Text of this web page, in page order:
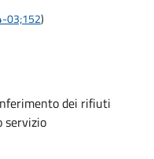
03;152)
dei rifiuti
servizio